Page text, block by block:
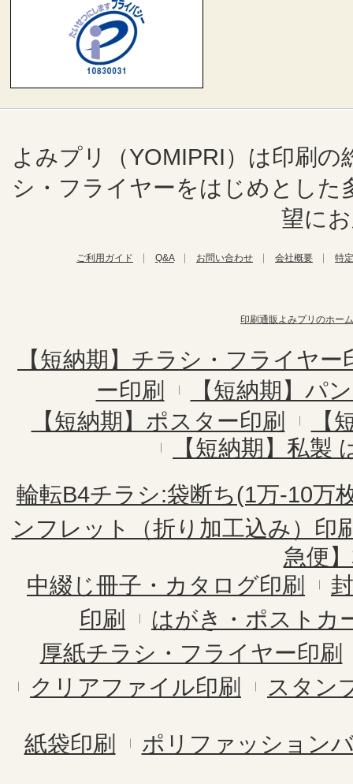
よみプリ（YOMIPRI）は印刷
シ・フライヤーをはじめとし
望に
ご利用ガイド Q&A お問い合わせ 会社概要 特
印刷通販よみプリのホーム
【短納期】チラシ・フライヤー
ー印刷
【短納期】パ
【短納期】ポスター印刷
【
【短納期】私製
輪転B4チラシ:袋断ち(1万-10万
ンフレット（折り加工込み）印
急便
中綴じ冊子・カタログ印刷
印刷
はがき・ポストカ
厚紙チラシ・フライヤー印刷
クリアファイル印刷
スタン
紙袋印刷 ポリファッション